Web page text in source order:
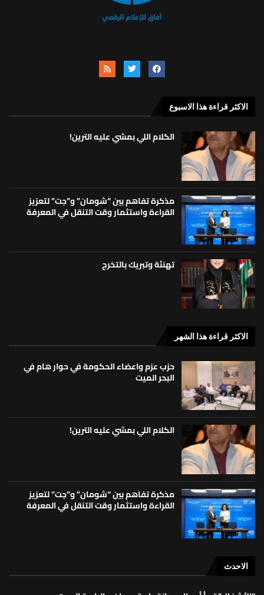
الاكثر قراءة هذا الاسبوع
الكلام اللي بمشي عليه الترين!
مذكرة تفاهم بين “شومان” و”جت” لتعزيز
القراءة واستثمار وقت التنقل في المعرفة
تهنئة وتبريك بالتخرج
الاكثر قراءة هذا الشهر
حزب عزم واعضاء الحكومة في حوار هام في
البحر الميت
الكلام اللي بمشي عليه الترين!
مذكرة تفاهم بين “شومان” و”جت” لتعزيز
القراءة واستثمار وقت التنقل في المعرفة
الاحدث